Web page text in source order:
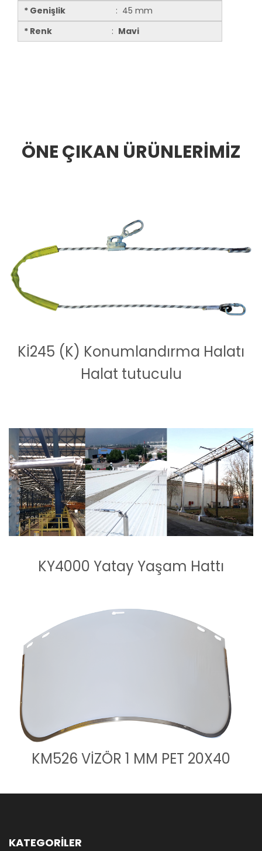
* Genişlik
: 45 mm
* Renk : Mavi
ÖNE ÇIKAN ÜRÜNLERİMİZ
Kİ245 (K) Konumlandırma Halatı
Halat tutuculu
KY4000 Yatay Yaşam Hattı
KM526 VİZÖR 1 MM PET 20X40
KATEGORİLER